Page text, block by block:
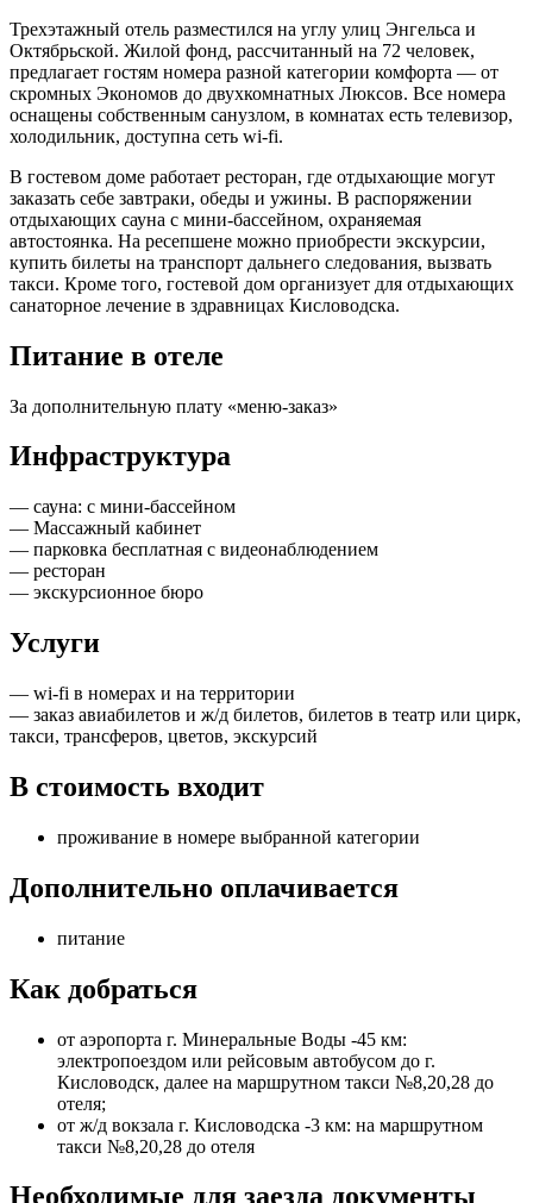
Трехэтажный отель разместился на углу улиц Энгельса и
Октябрьской. Жилой фонд, рассчитанный на 72 человек,
предлагает гостям номера разной категории комфорта — от
скромных Экономов до двухкомнатных Люксов. Все номера
оснащены собственным санузлом, в комнатах есть телевизор,
холодильник, доступна сеть wi-fi.
В гостевом доме работает ресторан, где отдыхающие могут
заказать себе завтраки, обеды и ужины. В распоряжении
отдыхающих сауна с мини-бассейном, охраняемая
автостоянка. На ресепшене можно приобрести экскурсии,
купить билеты на транспорт дальнего следования, вызвать
такси. Кроме того, гостевой дом организует для отдыхающих
санаторное лечение в здравницах Кисловодска.
Питание в отеле
За дополнительную плату «меню-заказ»
Инфраструктура
— сауна: с мини-бассейном
— Массажный кабинет
— парковка бесплатная с видеонаблюдением
— ресторан
— экскурсионное бюро
Услуги
— wi-fi в номерах и на территории
— заказ авиабилетов и ж/д билетов, билетов в театр или цирк,
такси, трансферов, цветов, экскурсий
В стоимость входит
проживание в номере выбранной категории
Дополнительно оплачивается
питание
Как добраться
от аэропорта г. Минеральные Воды -45 км:
электропоездом или рейсовым автобусом до г.
Кисловодск, далее на маршрутном такси №8,20,28 до
отеля;
от ж/д вокзала г. Кисловодска -3 км: на маршрутном
такси №8,20,28 до отеля
Необходимые для заезда документы